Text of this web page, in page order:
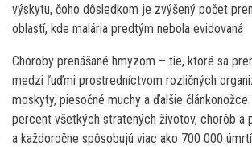
výskytu, čoho dôsledkom je zvýšený počet
oblastí, kde malária predtým nebola evidovaná
Choroby prenášané hmyzom – tie, ktoré sa
medzi ľuďmi prostredníctvom rozličných
moskyty, piesočné muchy a ďalšie
percent všetkých stratených životov, chorôb a
a každoročne spôsobujú viac ako 700 000